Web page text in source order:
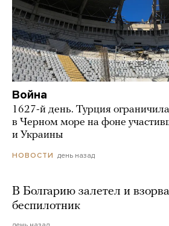
Война
1627-й день. Турция
в Черном море на фоне
и Украины
НОВОСТИ день назад
В Болгарию залетел и
беспилотник